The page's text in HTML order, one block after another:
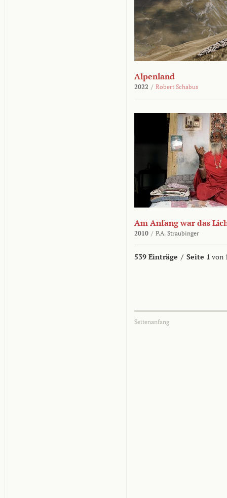
Alpenland
2022 / Robert Schabus
Am Anfang war das
2010 / P.A. Straubinger
539 Einträge / Seite 1 von
Seitenanfang